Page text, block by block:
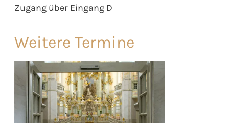
Zugang über Eingang D
Weitere Termine